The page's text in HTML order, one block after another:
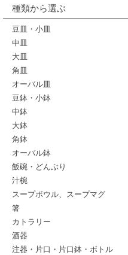
種類から選ぶ
豆皿・小皿
中皿
大皿
角皿
オーバル皿
豆鉢・小鉢
中鉢
大鉢
角鉢
オーバル鉢
飯碗・どんぶり
汁椀
スープボウル、スープマグ
箸
カトラリー
酒器
注器・片口・片口鉢・ボトル